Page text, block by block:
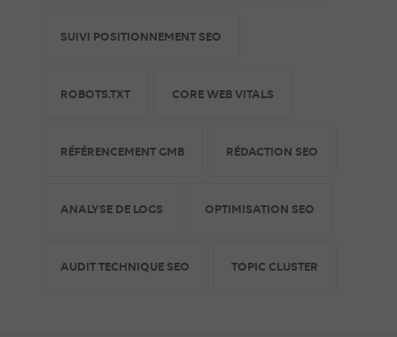
SUIVI POSITIONNEMENT SEO
ROBOTS.TXT CORE WEB VITALS
RÉFÉRENCEMENT GMB RÉDACTION SEO
ANALYSE DE LOGS OPTIMISATION SEO
AUDIT TECHNIQUE SEO TOPIC CLUSTER